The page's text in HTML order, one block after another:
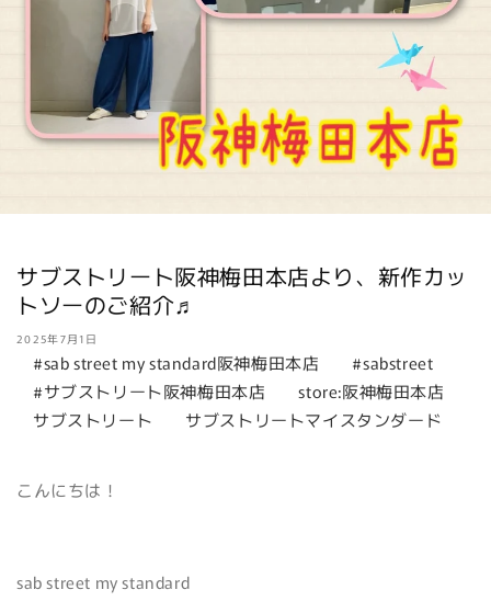
サブストリート阪神梅田本店より、新作カッ
トソーのご紹介♬
2025年7月1日
#sab street my standard阪神梅田本店
#sabstreet
#サブストリート阪神梅田本店
store:阪神梅田本店
サブストリート
サブストリートマイスタンダード
こんにちは！
sab street my standard